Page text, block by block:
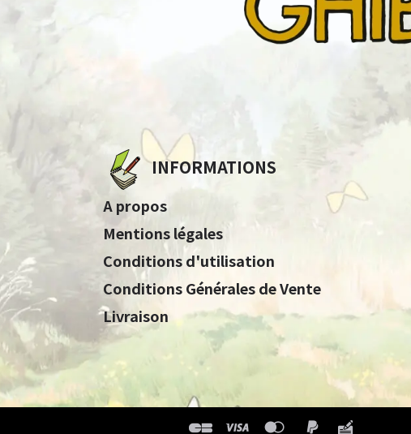
INFORMATIONS
A propos
Mentions légales
Conditions d'utilisation
Conditions Générales de Vente
Livraison